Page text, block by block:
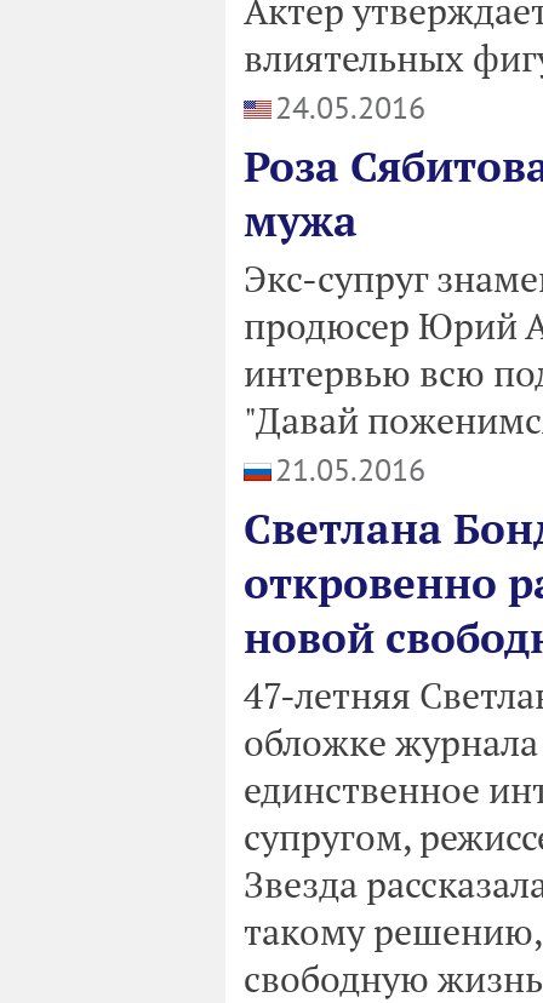
Актер
влиятельных
24.05.2016
Роза
мужа
Экс-супруг
продюсер Юрий
интервью всю
"Давай
21.05.2016
Светлана
откровенно
новой
47-летняя
обложке
единственное
супругом,
Звезда
такому
свободную жизнь